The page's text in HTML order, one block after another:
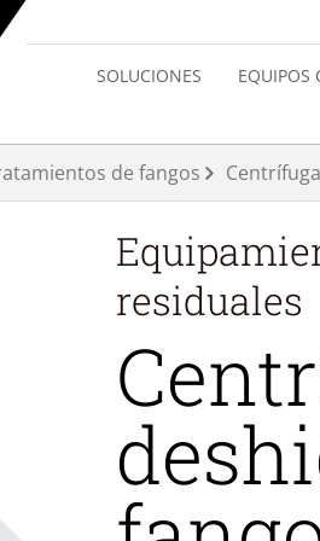
SOLUCIONES EQUIPOS
de fangos
residuales